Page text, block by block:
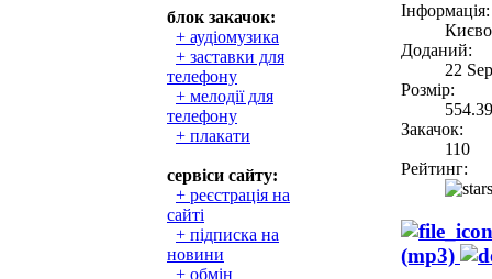
блок закачок:
+ аудіомузика
+ заставки для
телефону
+ мелодії для
телефону
+ плакати
сервіси сайту:
+ реєстрація на
сайті
+ підписка на
новини
+ обмін
Інформація:
Доданий:
22
Розмір:
Закачок:
110
Рейтинг:
(mp3)